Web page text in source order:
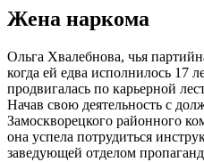
Жена наркома
Ольга Хвалебнова, чья
когда ей едва исполнилось 17
продвигалась по карьерной
Начав свою деятельность с
Замоскворецкого районного
она успела потрудиться
заведующей отделом